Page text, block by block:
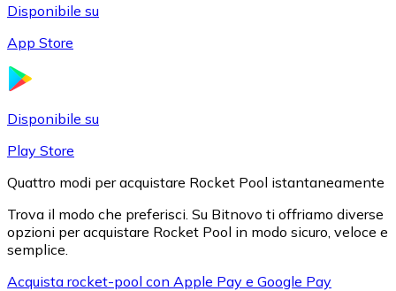
Disponibile su
App Store
Disponibile su
Play Store
Quattro modi per acquistare Rocket Pool istantaneamente
Trova il modo che preferisci. Su Bitnovo ti offriamo diverse
opzioni per acquistare Rocket Pool in modo sicuro, veloce e
semplice.
Acquista rocket-pool con Apple Pay e Google Pay